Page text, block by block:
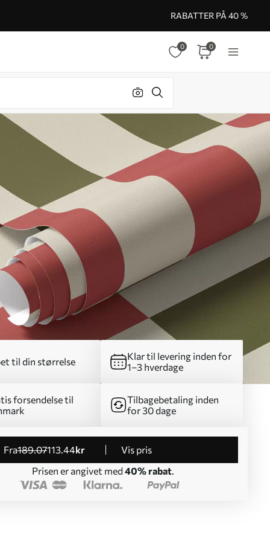
RABATTER PÅ 40 %
0 0
til din størrelse
Klar til levering inden for
1–3 hverdage
forsendelse til
Tilbagebetaling inden
for 30 dage
fra189.07113.44kr
Vis pris
Prisen er angivet med 40% rabat.